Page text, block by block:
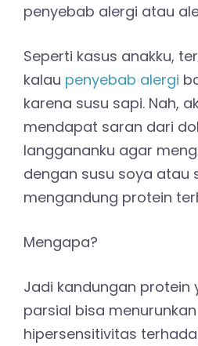
penyebab alergi atau
Seperti kasus anakku,
kalau penyebab alergi
karena susu sapi. Nah,
mendapat saran dari
langgananku agar
dengan susu soya atau
mengandung protein
Mengapa?
Jadi kandungan protein
parsial bisa
hipersensitivitas